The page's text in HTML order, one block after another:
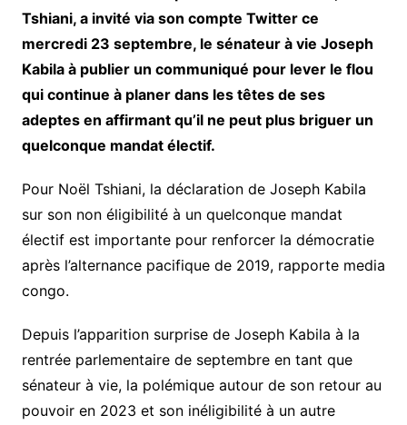
Tshiani, a invité via son compte Twitter ce
mercredi 23 septembre, le sénateur à vie Joseph
Kabila à publier un communiqué pour lever le flou
qui continue à planer dans les têtes de ses
adeptes en affirmant qu’il ne peut plus briguer un
quelconque mandat électif.
Pour Noël Tshiani, la déclaration de Joseph Kabila
sur son non éligibilité à un quelconque mandat
électif est importante pour renforcer la démocratie
après l’alternance pacifique de 2019, rapporte media
congo.
Depuis l’apparition surprise de Joseph Kabila à la
rentrée parlementaire de septembre en tant que
sénateur à vie, la polémique autour de son retour au
pouvoir en 2023 et son inéligibilité à un autre